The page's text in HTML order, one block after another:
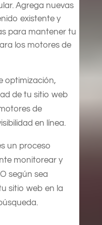
Agrega nuevas
existente y
para mantener tu
los motores de
optimización,
de tu sitio web
de
en línea.
un proceso
monitorear y
según sea
sitio web en la